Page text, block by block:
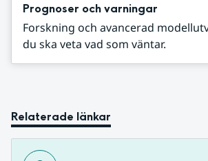
Prognoser och varningar
Forskning och avancerad
du ska veta vad som väntar.
Relaterade länkar